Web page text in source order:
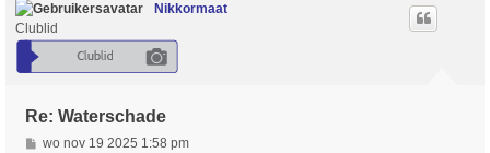
Nikkormaat
Clublid
Re: Waterschade
Bwo nov 19 2025 1:58 pm